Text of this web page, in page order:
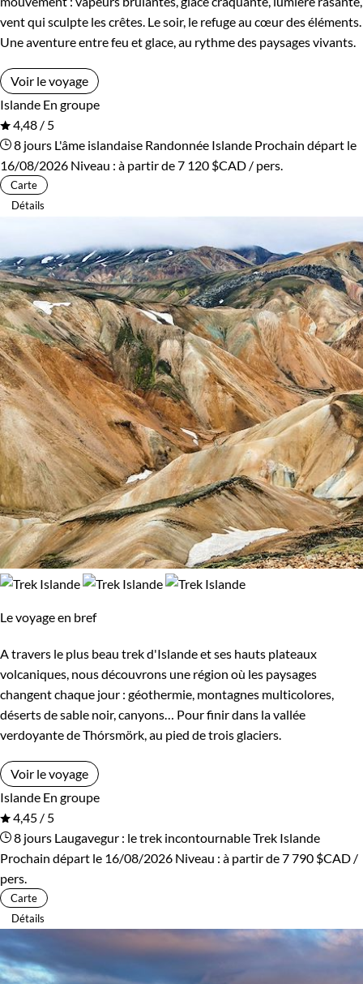
vent qui sculpte les crêtes. Le soir, le refuge au cœur des éléments.
Une aventure entre feu et glace, au rythme des paysages vivants.
Voir le voyage
Islande En groupe
4,48 / 5
8 jours L'âme islandaise Randonnée Islande Prochain départ le
16/08/2026 Niveau : à partir de7 120 $CAD / pers.
Carte
Détails
Le voyage en bref
A travers le plus beau trek d'Islande et ses hauts plateaux
volcaniques, nous découvrons une région où les paysages
changent chaque jour : géothermie, montagnes multicolores,
déserts de sable noir, canyons… Pour finir dans la vallée
verdoyante de Thórsmörk, au pied de trois glaciers.
Voir le voyage
Islande En groupe
4,45 / 5
8 jours Laugavegur : le trek incontournableTrek Islande
Prochain départ le 16/08/2026 Niveau : à partir de7 790 $CAD /
pers.
Carte
Détails